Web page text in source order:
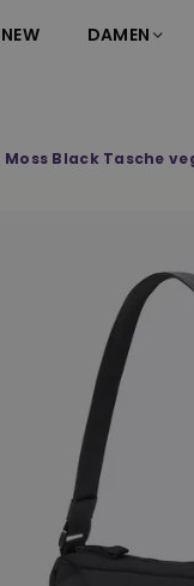
NEW DAMEN
Black Tasche